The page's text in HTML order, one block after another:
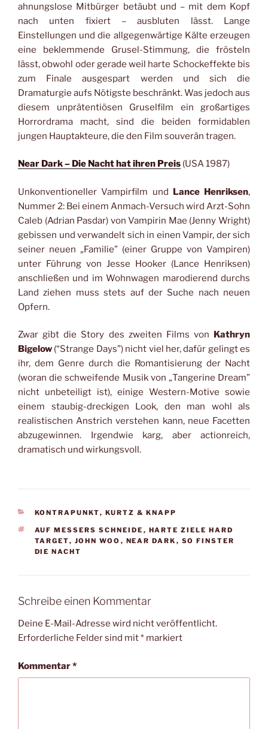
ahnungslose Mitbürger betäubt und – mit dem Kopf
nach unten fixiert – ausbluten lässt. Lange
Einstellungen und die allgegenwärtige Kälte erzeugen
eine beklemmende Grusel-Stimmung, die frösteln
lässt, obwohl oder gerade weil harte Schockeffekte bis
zum Finale ausgespart werden und sich die
Dramaturgie aufs Nötigste beschränkt. Was jedoch aus
diesem unprätentiösen Gruselfilm ein großartiges
Horrordrama macht, sind die beiden formidablen
jungen Hauptakteure, die den Film souverän tragen.
Near Dark – Die Nacht hat ihren Preis (USA 1987)
Unkonventioneller Vampirfilm und Lance Henriksen,
Nummer 2: Bei einem Anmach-Versuch wird Arzt-Sohn
Caleb (Adrian Pasdar) von Vampirin Mae (Jenny Wright)
gebissen und verwandelt sich in einen Vampir, der sich
seiner neuen „Familie” (einer Gruppe von Vampiren)
unter Führung von Jesse Hooker (Lance Henriksen)
anschließen und im Wohnwagen marodierend durchs
Land ziehen muss stets auf der Suche nach neuen
Opfern.
Zwar gibt die Story des zweiten Films von Kathryn
Bigelow (“Strange Days”) nicht viel her, dafür gelingt es
ihr, dem Genre durch die Romantisierung der Nacht
(woran die schweifende Musik von „Tangerine Dream”
nicht unbeteiligt ist), einige Western-Motive sowie
einem staubig-dreckigen Look, den man wohl als
realistischen Anstrich verstehen kann, neue Facetten
abzugewinnen. Irgendwie karg, aber actionreich,
dramatisch und wirkungsvoll.
KATEGORIEN
KONTRAPUNKT, KURTZ & KNAPP
SCHLAGWÖRTER
AUF MESSERS SCHNEIDE , HARTE ZIELE HARD
TARGET, JOHN WOO , NEAR DARK , SO FINSTER
DIE NACHT
Schreibe einen Kommentar
Deine E-Mail-Adresse wird nicht veröffentlicht.
Erforderliche Felder sind mit* markiert
Kommentar*